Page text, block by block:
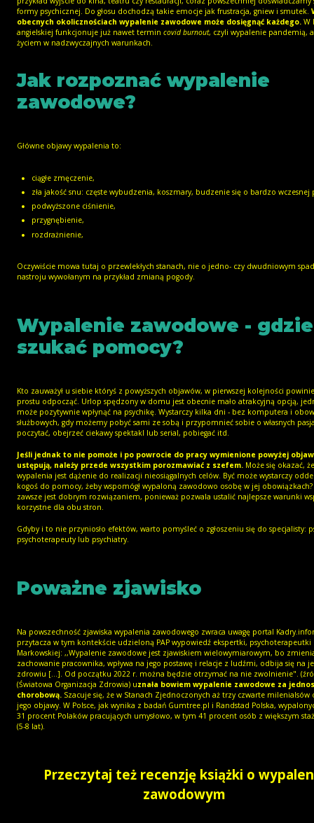
formy psychicznej. Do głosu dochodzą takie emocje jak frustracja, gniew i smutek.
obecnych okolicznościach wypalenie zawodowe może dosięgnąć każdego. W
angielskiej funkcjonuje już nawet termin covid burnout, czyli wypalenie pandemią, a
życiem w nadzwyczajnych warunkach.
Jak rozpoznać wypalenie
zawodowe?
Główne objawy wypalenia to:
ciągłe zmęczenie,
zła jakość snu: częste wybudzenia, koszmary, budzenie się o bardzo wczesnej
podwyższone ciśnienie,
przygnębienie,
rozdrażnienie,
Oczywiście mowa tutaj o przewlekłych stanach, nie o jedno- czy dwudniowym
nastroju wywołanym na przykład zmianą pogody.
Wypalenie zawodowe - gdzie
szukać pomocy?
Kto zauważył u siebie któryś z powyższych objawów, w pierwszej kolejności
prostu odpocząć. Urlop spędzony w domu jest obecnie mało atrakcyjną opcją,
może pozytywnie wpłynąć na psychikę. Wystarczy kilka dni - bez komputera i
służbowych, gdy możemy pobyć sami ze sobą i przypomnieć sobie o własnych
poczytać, obejrzeć ciekawy spektakl lub serial, pobiegać itd.
Jeśli jednak to nie pomoże i po powrocie do pracy wymienione powyżej
ustępują, należy przede wszystkim porozmawiać z szefem. Może się okazać,
wypalenia jest dążenie do realizacji nieosiągalnych celów. Być może wystarczy
kogoś do pomocy, żeby wspomógł wypaloną zawodowo osobę w jej
zawsze jest dobrym rozwiązaniem, ponieważ pozwala ustalić najlepsze warunki
korzystne dla obu stron.
Gdyby i to nie przyniosło efektów, warto pomyśleć o zgłoszeniu się do specjalisty:
psychoterapeuty lub psychiatry.
Poważne zjawisko
Na powszechność zjawiska wypalenia zawodowego zwraca uwagę portal
przytacza w tym kontekście udzieloną PAP wypowiedź ekspertki, psychoterapeutki
Markowskiej: ,,Wypalenie zawodowe jest zjawiskiem wielowymiarowym, bo
zachowanie pracownika, wpływa na jego postawę i relacje z ludźmi, odbija się na
zdrowiu [...]. Od początku 2022 r. można będzie otrzymać na nie zwolnienie". (
(Światowa Organizacja Zdrowia) uznała bowiem wypalenie zawodowe za
chorobową. Szacuje się, że w Stanach Zjednoczonych aż trzy czwarte milenialsów
jego objawy. W Polsce, jak wynika z badań Gumtree.pl i Randstad Polska,
31 procent Polaków pracujących umysłowo, w tym 41 procent osób z większym
(5-8 lat).
Przeczytaj też recenzję książki o
zawodowym